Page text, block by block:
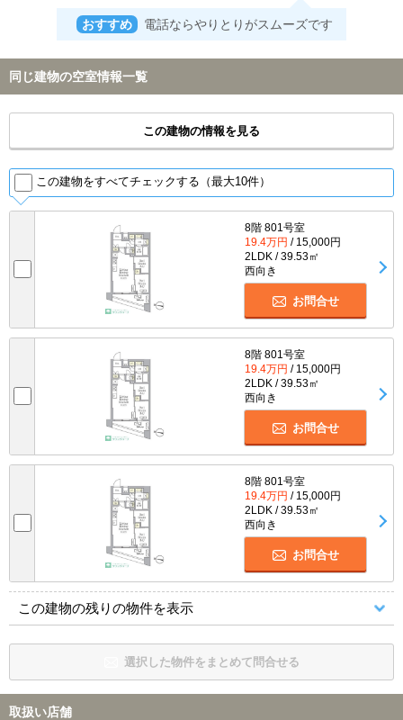
おすすめ 電話ならやりとりがスムーズです
同じ建物の空室情報一覧
この建物の情報を見る
この建物をすべてチェックする（最大10件）
8階 801号室
19.4万円 / 15,000円
2LDK / 39.53㎡
西向き
お問合せ
8階 801号室
19.4万円 / 15,000円
2LDK / 39.53㎡
西向き
お問合せ
8階 801号室
19.4万円 / 15,000円
2LDK / 39.53㎡
西向き
お問合せ
この建物の残りの物件を表示
選択した物件をまとめて問合せる
取扱い店舗